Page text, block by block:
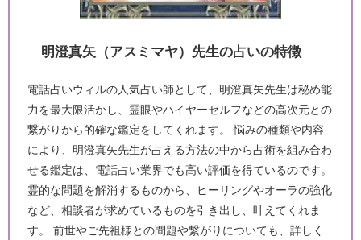
明澄真矢（アスミマヤ）先生の占いの特徴
電話占いウィルの人気占い師として、明澄真矢先生は秘め能
力を最大限活かし、霊眼やハイヤーセルフなどの高次元との
繋がりから的確な鑑定をしてくれます。 悩みの種類や内容
により、明澄真矢先生が占える方法の中から占術を組み合わ
せる鑑定は、電話占い業界でも高い評価を得ているのです。
霊的な問題を解消するものから、ヒーリングやオーラの強化
など、相談者が求めているものを引き出し、叶えてくれま
す。 前世やご先祖様との問題や繋がりについても、詳しく